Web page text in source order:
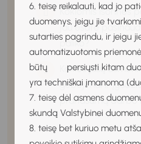
6. teisę reikalauti, kad jo
duomenys, jeigu jie
sutarties pagrindu, ir jeigu
automatizuotomis
būtų persiųsti kitam
yra techniškai įmanoma
7. teisę dėl asmens
skundą Valstybinei
8. teisę bet kuriuo metu
Kokiomis išorinės
jau esate
paliko?
Kokios jūsų
gebėjimai ir
pranašumą darbo